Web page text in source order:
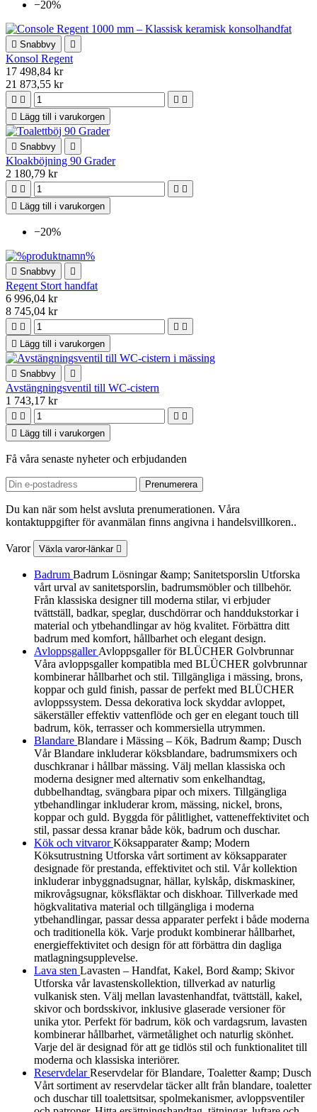
−20%
 Snabbvy 
Konsol Regent
17 498,84 kr
21 873,55 kr
   
 Lägg till i varukorgen
 Snabbvy 
Kloakböjning 90 Grader
2 180,79 kr
   
 Lägg till i varukorgen
−20%
 Snabbvy 
Regent Stort handfat
6 996,04 kr
8 745,04 kr
   
 Lägg till i varukorgen
 Snabbvy 
Avstängningsventil till WC-cistern
1 743,17 kr
   
 Lägg till i varukorgen
Få våra senaste nyheter och erbjudanden
Du kan när som helst avsluta prenumerationen. Våra
kontaktuppgifter för avanmälan finns angivna i handelsvillkoren..
Varor Växla varor-länkar 
Badrum Badrum Lösningar &amp; Sanitetsporslin Utforska
vårt urval av sanitetsporslin, badrumsmöbler och tillbehör.
Från klassiska designer till moderna stilar, vi erbjuder
tvättställ, badkar, speglar, duschdörrar och handdukstorkar i
material och ytbehandlingar av hög kvalitet. Förbättra ditt
badrum med komfort, hållbarhet och elegant design.
AvloppsgallerAvloppsgaller för BLÜCHER Golvbrunnar
Våra avloppsgaller kompatibla med BLÜCHER golvbrunnar
kombinerar hållbarhet och stil. Tillgängliga i mässing, brons,
koppar och guld finish, passar de perfekt med BLÜCHER
avloppssystem. Dessa dekorativa lock skyddar avloppet,
säkerställer effektiv vattenflöde och ger en elegant touch till
badrum, kök, terrasser och kommersiella utrymmen.
Blandare Blandare i Mässing – Kök, Badrum &amp; Dusch
Vår Blandare inkluderar köksblandare, badrumsmixers och
duschkranar i hållbar mässing. Välj mellan klassiska och
moderna designer med alternativ som enkelhandtag,
dubbelhandtag, svängbara pipar och mixers. Tillgängliga
ytbehandlingar inkluderar krom, mässing, nickel, brons,
koppar och guld. Byggda för pålitlighet, vatteneffektivitet och
stil, passar dessa kranar både kök, badrum och duschar.
Kök och vitvarorKöksapparater &amp; Modern
Köksutrustning Utforska vårt sortiment av köksapparater
designade för prestanda, effektivitet och stil. Vår kollektion
inkluderar inbyggnadsugnar, hällar, kylskåp, diskmaskiner,
mikrovågsugnar, köksfläktar och diskhoar. Tillverkade med
högkvalitativa material och tillgängliga i moderna
ytbehandlingar, passar dessa apparater perfekt i både moderna
och traditionella kök. Varje produkt kombinerar hållbarhet,
energieffektivitet och design för att förbättra din dagliga
matlagningsupplevelse.
Lava sten Lavasten – Handfat, Kakel, Bord &amp; Skivor
Utforska vår lavastenskollektion, tillverkad av naturlig
vulkanisk sten. Välj mellan lavastenhandfat, tvättställ, kakel,
skivor och bordsskivor, inklusive glaserade versioner för
unika ytor. Perfekt för badrum, kök och vardagsrum, lavasten
kombinerar hållbarhet, värmetålighet och naturlig skönhet.
Varje del är designad för att ge tidlös stil och funktionalitet till
moderna och klassiska interiörer.
ReservdelarReservdelar för Blandare, Toaletter &amp; Dusch
Vårt sortiment av reservdelar täcker allt från blandare, toaletter
och duschar till toalettsitsar, spolmekanismer, avloppsventiler